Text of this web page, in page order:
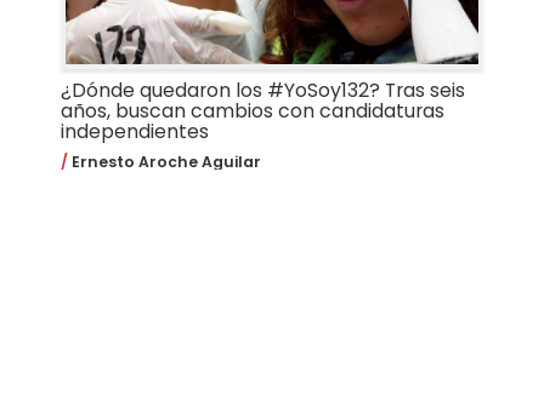
¿Dónde quedaron los #YoSoy132? Tras seis
años, buscan cambios con candidaturas
independientes
Ernesto Aroche Aguilar